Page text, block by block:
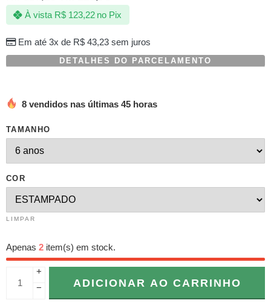
com
baseado
em
de
clientes
Em até 3x de R$43,23sem juros
À vista R$123,22 no Pix
DETALHES DO PARCELAMENTO
8 vendidos nas últimas 45 horas
TAMANHO
COR
LIMPAR
Apenas 2 item(s) em stock.
+
−
ADICIONAR AO CARRINHO